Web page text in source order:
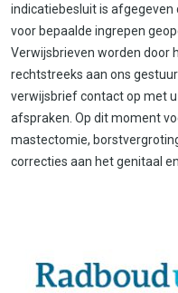
indicatiebesluit is afgegeven
voor bepaalde ingrepen
Verwijsbrieven worden door
rechtstreeks aan ons
verwijsbrief contact op met
afspraken. Op dit moment
mastectomie,
correcties aan het genitaal